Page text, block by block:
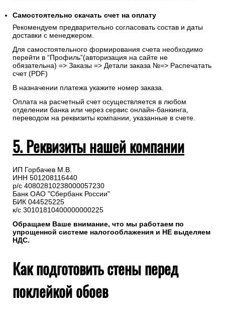
Самостоятельно скачать счет на оплату
Рекомендуем предварительно согласовать состав и даты
доставки с менеджером.
Для самостоятельного формирования счета необходимо
перейти в “Профиль”(авторизация на сайте не
обязательна) => Заказы => Детали заказа №=> Распечатать
счет (PDF)
В назначении платежа укажите номер заказа.
Оплата на расчетный счет осуществляется в любом
отделении банка или через сервис онлайн-банкинга,
переводом на реквизиты компании, указанные в счете.
5. Реквизиты нашей компании
ИП Горбачев М.В.
ИНН 501208116440
р/с 40802810238000057230
Банк ОАО "Сбербанк России"
БИК 044525225
к/с 30101810400000000225
Обращаем Ваше внимание, что мы работаем по
упрощенной системе налогооблажения и НЕ выделяем
НДС.
Как подготовить стены перед
поклейкой обоев